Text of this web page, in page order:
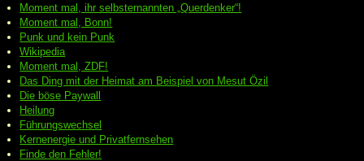
Moment mal, ihr selbsternannten „Querdenker“!
Moment mal, Bonn!
Punk und kein Punk
Wikipedia
Moment mal, ZDF!
Das Ding mit der Heimat am Beispiel von Mesut Özil
Die böse Paywall
Heilung
Führungswechsel
Kernenergie und Privatfernsehen
Finde den Fehler!